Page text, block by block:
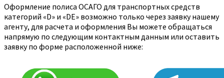
Оформление полиса ОСАГО для транспортных средств
категорий «D» и «DE» возможно только через заявку нашему
агенту, для расчета и оформления Вы можете обращаться
напрямую по следующим контактным данным или оставить
заявку по форме расположенной ниже: